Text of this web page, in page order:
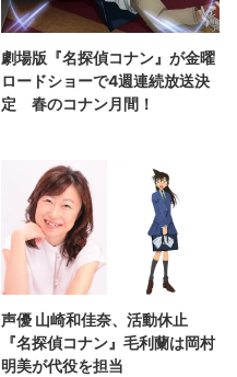
劇場版『名探偵コナン』が金曜
ロードショーで4週連続放送決
定 春のコナン月間！
声優 山崎和佳奈、活動休止
『名探偵コナン』毛利蘭は岡村
明美が代役を担当